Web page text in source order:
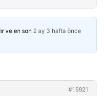
ve en son 2 ay 3 hafta önce
#15921